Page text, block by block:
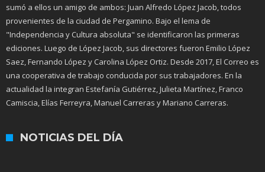
sumó a ellos un amigo de ambos: Juan Alfredo López Jacob, todos
provenientes de la ciudad de Pergamino. Bajo el lema de
"Independencia y Cultura absoluta" se identificaron las primeras
ediciones. Luego de López Jacob, sus directores fueron Emilio López
Saez, Fernando López y Carolina López Ortiz. Desde 2017, El Correo es
una cooperativa de trabajo conducida por sus trabajadores. En la
actualidad la integran Estefanía Gutiérrez, Julieta Martínez, Franco
Camiscia, Elías Ferreyra, Manuel Carreras y Mariano Carreras.
NOTICIAS DEL DÍA